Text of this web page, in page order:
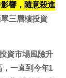
響，隨意殺進
三層樓投資
資市場風險升
一直到今年1